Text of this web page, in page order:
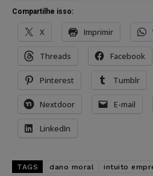
Compartilhe isso:
X Imprimir
Threads Facebook
Pinterest Tumblr
Nextdoor E-mail
LinkedIn
TAGS dano moral
intuito